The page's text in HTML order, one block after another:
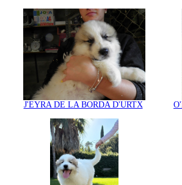
J'EYRA DE LA BORDA D'URTX